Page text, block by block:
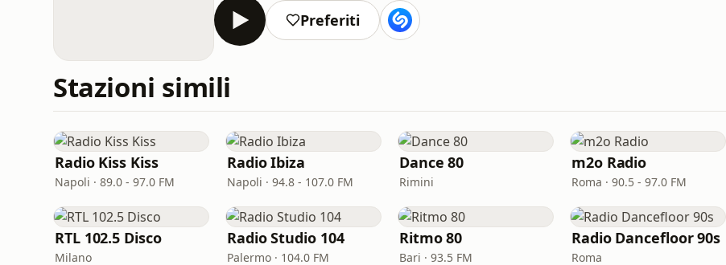
Preferiti
Stazioni simili
Radio Kiss Kiss
Napoli · 89.0 - 97.0 FM
Radio Ibiza
Napoli · 94.8 - 107.0 FM
Dance 80
Rimini
m2o Radio
Roma · 90.5 - 97.0 FM
RTL 102.5 Disco
Milano
Radio Studio 104
Palermo · 104.0 FM
Ritmo 80
Bari · 93.5 FM
Radio Dancefloor 90s
Roma